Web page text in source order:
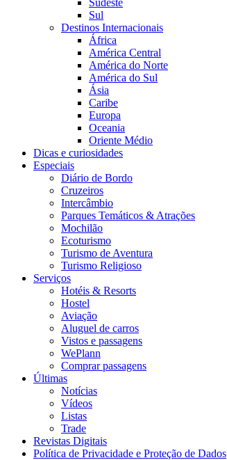
Sudeste
Sul
Destinos Internacionais
África
América Central
América do Norte
América do Sul
Ásia
Caribe
Europa
Oceania
Oriente Médio
Dicas e curiosidades
Especiais
Diário de Bordo
Cruzeiros
Intercâmbio
Parques Temáticos & Atrações
Mochilão
Ecoturismo
Turismo de Aventura
Turismo Religioso
Serviços
Hotéis & Resorts
Hostel
Aviação
Aluguel de carros
Vistos e passagens
WePlann
Comprar passagens
Últimas
Notícias
Vídeos
Listas
Trade
Revistas Digitais
Política de Privacidade e Proteção de Dados